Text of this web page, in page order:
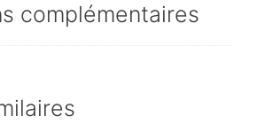
complémentaires